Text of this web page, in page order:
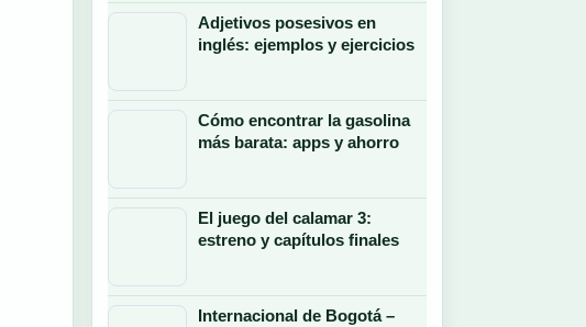
Adjetivos posesivos en
inglés: ejemplos y ejercicios
Cómo encontrar la gasolina
más barata: apps y ahorro
El juego del calamar 3:
estreno y capítulos finales
Internacional de Bogotá –